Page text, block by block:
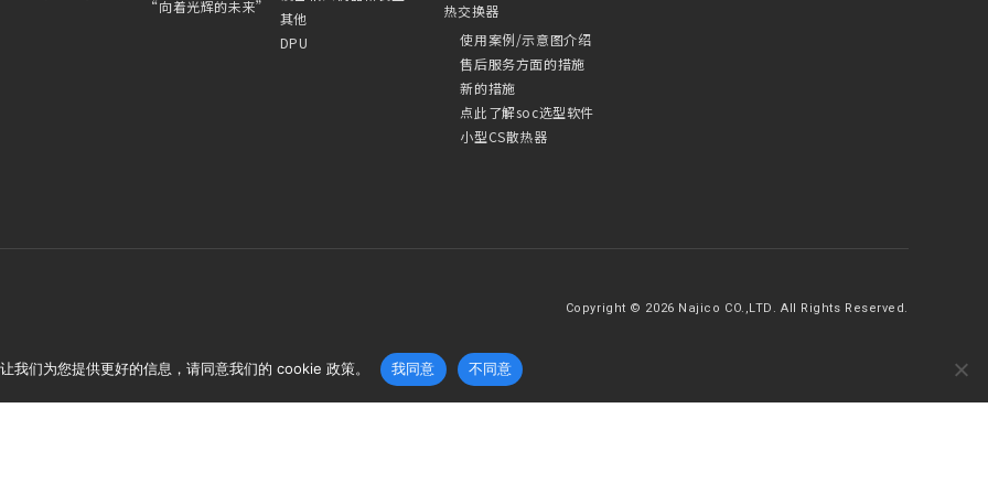
“向着光辉的未来”
其他
DPU
热交换器
使用案例/示意图介绍
售后服务方面的措施
新的措施
点此了解soc选型软件
小型CS散热器
Copyright © 2026 Najico CO.,LTD. All Rights Reserved.
我们为您提供更好的信息，请同意我们的 cookie 政策。 我同意 不同意